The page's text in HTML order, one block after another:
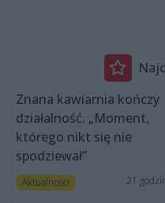
Znana kawiarnia kończy
działalność. „Moment,
którego nikt się nie
spodziewał”
Aktualności 21